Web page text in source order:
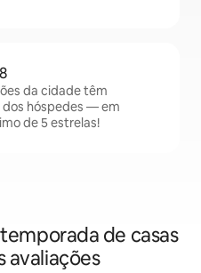
da cidade têm
hóspedes — em
de 5 estrelas!
de casas
avaliações